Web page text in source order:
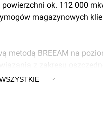
ok. 112 000
magazynowych
metodą BREEAM na
z zakresu
z zakresu wellbeing